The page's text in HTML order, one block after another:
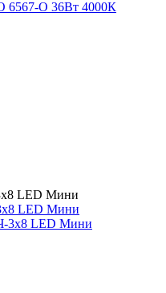
LED Мини
LED Мини